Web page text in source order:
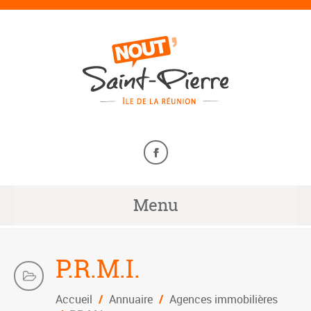
Menu
P.R.M.I.
Accueil / Annuaire / Agences immobilières